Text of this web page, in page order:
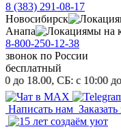
8 (383) 291-08-17
Новосибирск
Анапа
мы на
8-800-250-12-38
звонок по России
бесплатный
c 10:00 до 12.00.
Написать нам